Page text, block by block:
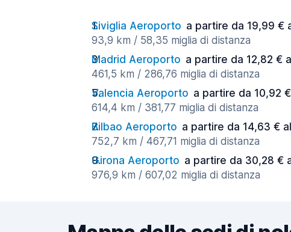
Siviglia Aeroporto a partire da 19,99 €
93,9 km / 58,35 miglia di distanza
Madrid Aeroporto a partire da 12,82 €
461,5 km / 286,76 miglia di distanza
Valencia Aeroporto a partire da 10,92
614,4 km / 381,77 miglia di distanza
Bilbao Aeroporto a partire da 14,63 €
752,7 km / 467,71 miglia di distanza
Girona Aeroporto a partire da 30,28 €
976,9 km / 607,02 miglia di distanza